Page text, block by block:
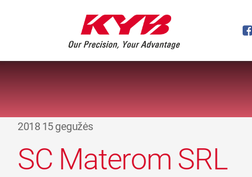
2018 15 gegužės
SC Materom SRL